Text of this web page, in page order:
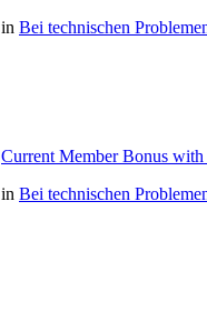
in Bei technischen
Current Member Bonus
in Bei technischen